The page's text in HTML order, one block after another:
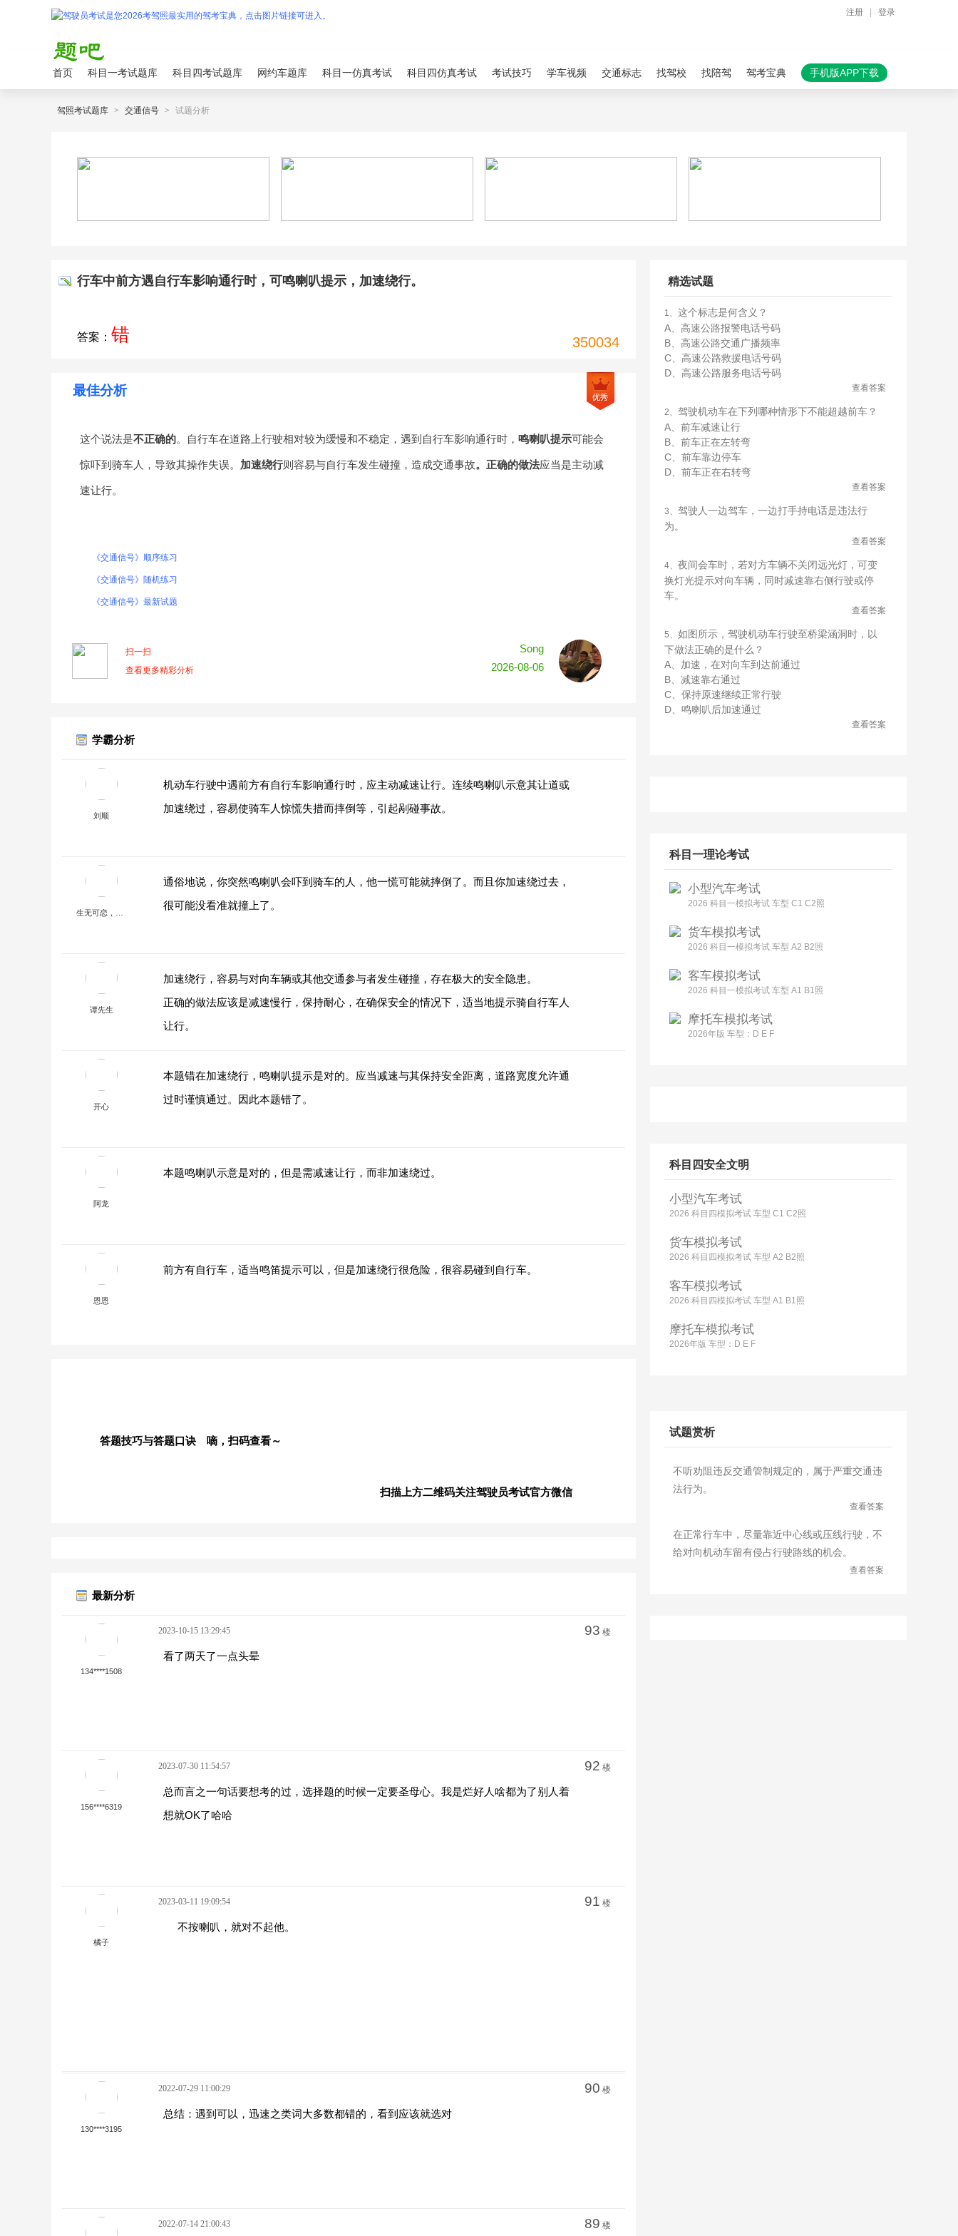
注册 登录
首页 科目一考试题库 科目四考试题库 网约车题库 科目一仿真考试 科目四仿真考试 考试技巧 学车视频 交通标志 找驾校 找陪驾 驾考宝典 手机版APP下载
驾照考试题库 > 交通信号 > 试题分析
行车中前方遇自行车影响通行时，可鸣喇叭提示，加速绕行。
答案： 错 350034
最佳分析
这个说法是不正确的。自行车在道路上行驶相对较为缓慢和不稳定，遇到自行车影响通行时， 鸣喇叭提示可能会
惊吓到骑车人，导致其操作失误。 加速绕行则容易与自行车发生碰撞，造成交通事故。正确的做法应当是主动减
速让行。
《交通信号》顺序练习
《交通信号》随机练习
《交通信号》最新试题
扫一扫
查看更多精彩分析
Song
2026-08-06
学霸分析
刘顺
机动车行驶中遇前方有自行车影响通行时，应主动减速让行。连续鸣喇叭示意其让道或
加速绕过，容易使骑车人惊慌失措而摔倒等，引起剐碰事故。
通俗地说，你突然鸣喇叭会吓到骑车的人，他一慌可能就摔倒了。而且你加速绕过去，
很可能没看准就撞上了。
谭先生
加速绕行，容易与对向车辆或其他交通参与者发生碰撞，存在极大的安全隐患。
正确的做法应该是减速慢行，保持耐心，在确保安全的情况下，适当地提示骑自行车人
让行。
开心
本题错在加速绕行，鸣喇叭提示是对的。应当减速与其保持安全距离，道路宽度允许通
过时谨慎通过。因此本题错了。
阿龙
本题鸣喇叭示意是对的，但是需减速让行，而非加速绕过。
恩恩
前方有自行车，适当鸣笛提示可以，但是加速绕行很危险，很容易碰到自行车。
答题技巧与答题口诀 嘀，扫码查看～
扫描上方二维码关注驾驶员考试官方微信
最新分析
134****1508
2023-10-15 13:29:45 93 楼
看了两天了一点头晕
156****6319
2023-07-30 11:54:57 92 楼
总而言之一句话要想考的过，选择题的时候一定要圣母心。我是烂好人啥都为了别人着
想就OK了哈哈
橘子
2023-03-11 19:09:54 91 楼
不按喇叭，就对不起他。
130****3195
2022-07-29 11:00:29 90 楼
总结：遇到可以，迅速之类词大多数都错的，看到应该就选对
2022-07-14 21:00:43 89 楼
精选试题
1、 这个标志是何含义？
A、高速公路报警电话号码
B、高速公路交通广播频率
C、高速公路救援电话号码
D、高速公路服务电话号码
查看答案
2、 驾驶机动车在下列哪种情形下不能超越前车？
A、前车减速让行
B、前车正在左转弯
C、前车靠边停车
D、前车正在右转弯
查看答案
3、 驾驶人一边驾车，一边打手持电话是违法行
为。
查看答案
4、 夜间会车时，若对方车辆不关闭远光灯，可变
换灯光提示对向车辆，同时减速靠右侧行驶或停
车。
查看答案
5、 如图所示，驾驶机动车行驶至桥梁涵洞时，以
下做法正确的是什么？
A、加速，在对向车到达前通过
B、减速靠右通过
C、保持原速继续正常行驶
D、鸣喇叭后加速通过
查看答案
科目一理论考试
小型汽车考试
2026 科目一模拟考试 车型 C1 C2照
货车模拟考试
2026 科目一模拟考试 车型 A2 B2照
客车模拟考试
2026 科目一模拟考试 车型 A1 B1照
摩托车模拟考试
2026年版 车型：D E F
科目四安全文明
小型汽车考试
2026 科目四模拟考试 车型 C1 C2照
货车模拟考试
2026 科目四模拟考试 车型 A2 B2照
客车模拟考试
2026 科目四模拟考试 车型 A1 B1照
摩托车模拟考试
2026年版 车型：D E F
试题赏析
不听劝阻违反交通管制规定的，属于严重交通违
法行为。
查看答案
在正常行车中，尽量靠近中心线或压线行驶，不
给对向机动车留有侵占行驶路线的机会。
查看答案